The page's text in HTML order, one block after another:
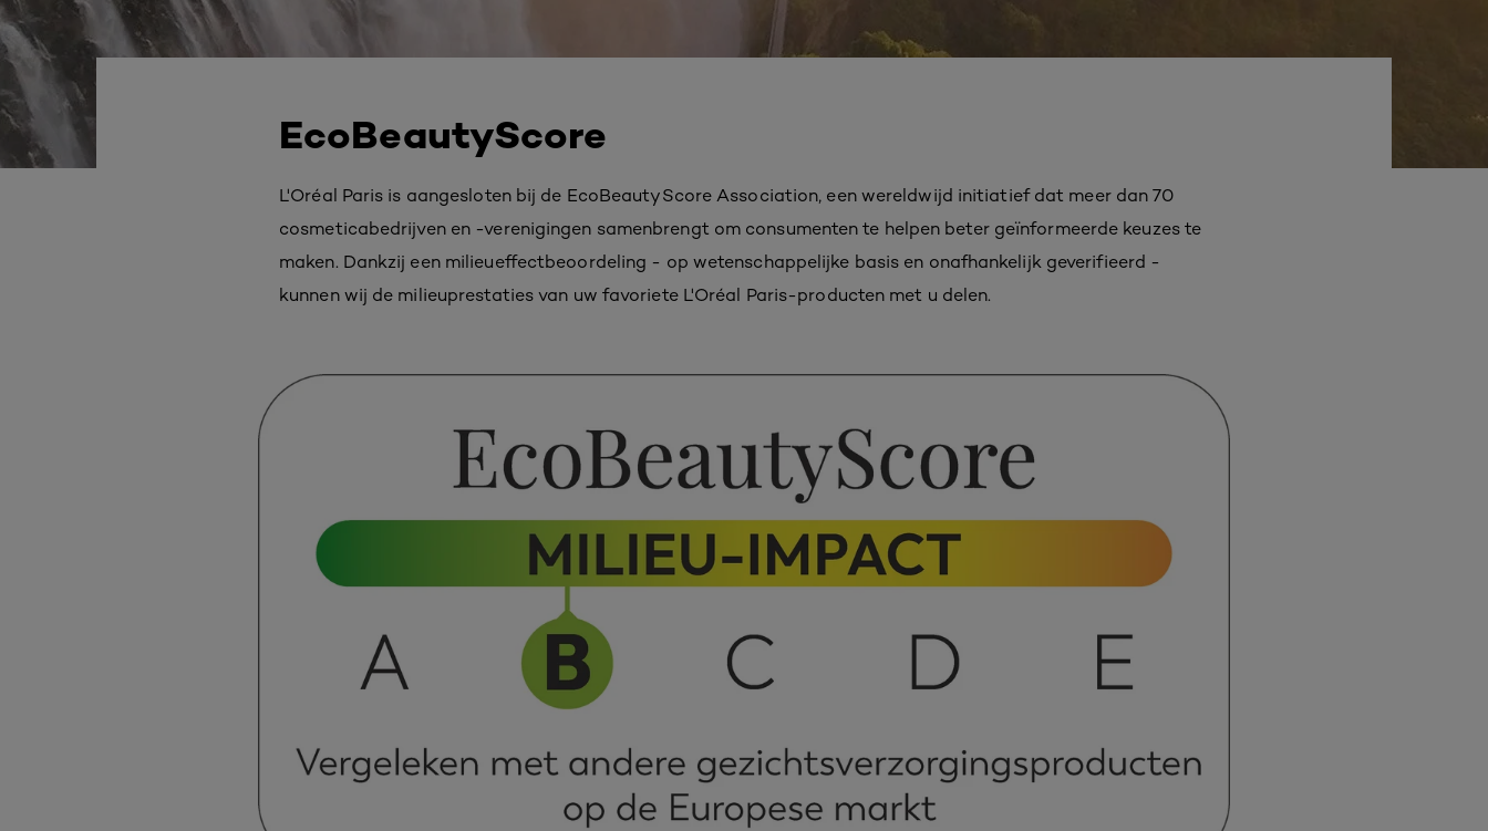
EcoBeautyScore
L'Oréal Paris is aangesloten bij de EcoBeautyScore Association, een wereldwijd initiatief dat meer dan 70
cosmeticabedrijven en -verenigingen samenbrengt om consumenten te helpen beter geïnformeerde keuzes te
maken. Dankzij een milieueffectbeoordeling - op wetenschappelijke basis en onafhankelijk geverifieerd -
kunnen wij de milieuprestaties van uw favoriete L'Oréal Paris-producten met u delen.​